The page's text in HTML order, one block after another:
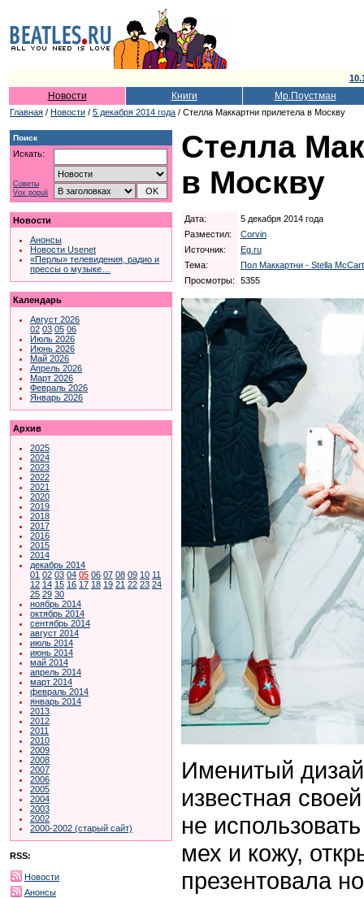
Новости Книги Мр.Поустман
Главная / Новости / 5 декабря 2014 года / Стелла Маккартни прилетела в Москву
Поиск
Искать:
Советы
Vox populi
Новости
Анонсы
Новости Usenet
«Перлы» телевидения, радио и
прессы о музыке…
Календарь
Август 2026
02 03 05 06
Июль 2026
Июнь 2026
Май 2026
Апрель 2026
Март 2026
Февраль 2026
Январь 2026
Архив
2025
2024
2023
2022
2021
2020
2019
2018
2017
2016
2015
2014
декабрь 2014
01 02 03 04 05 06 07 08 09 10 11
12 14 15 16 17 18 19 21 22 23 24
25 29 30
ноябрь 2014
октябрь 2014
сентябрь 2014
август 2014
июль 2014
июнь 2014
май 2014
апрель 2014
март 2014
февраль 2014
январь 2014
2013
2012
2011
2010
2009
2008
2007
2006
2005
2004
2003
2002
2000-2002 (старый сайт)
RSS:
Новости
Анонсы
Стелла
в Москву
Дата:
5 декабря 2014 года
Разместил:
Corvin
Источник:
Eg.ru
Тема:
Пол Маккартни - Stella
Просмотры:
5355
Именитый
известная
не
мех и кожу,
презентовала